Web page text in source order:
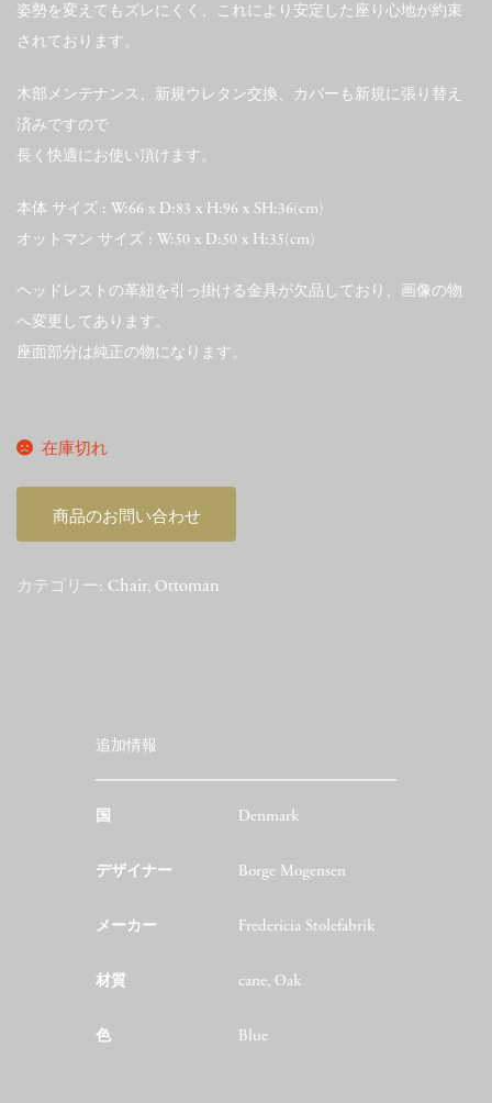
姿勢を変えてもズレにくく、これにより安定した座り心地が約束
されております。
木部メンテナンス、新規ウレタン交換、カバーも新規に張り替え
済みですので
長く快適にお使い頂けます。
本体 サイズ : W:66 x D:83 x H:96 x SH:36(cm)
オットマン サイズ : W:50 x D:50 x H:35(cm)
ヘッドレストの革紐を引っ掛ける金具が欠品しており、画像の物
へ変更してあります。
座面部分は純正の物になります。
在庫切れ
商品のお問い合わせ
カテゴリー: Chair, Ottoman
追加情報
国 Denmark
デザイナー Borge Mogensen
メーカー Fredericia Stolefabrik
材質 cane, Oak
色 Blue